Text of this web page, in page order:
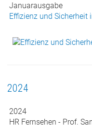
Januarausgabe
Effizienz und Sicherheit
2024
2024
HR Fernsehen - Prof.